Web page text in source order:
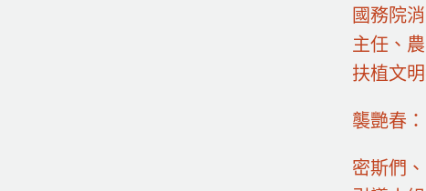
國務院
主任、
扶植文
襲艷春：
密斯們